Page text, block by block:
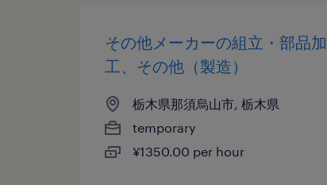
その他メーカーの組立・部品加
工、その他（製造）
栃木県那須烏山市, 栃木県
temporary
¥1350.00 per hour